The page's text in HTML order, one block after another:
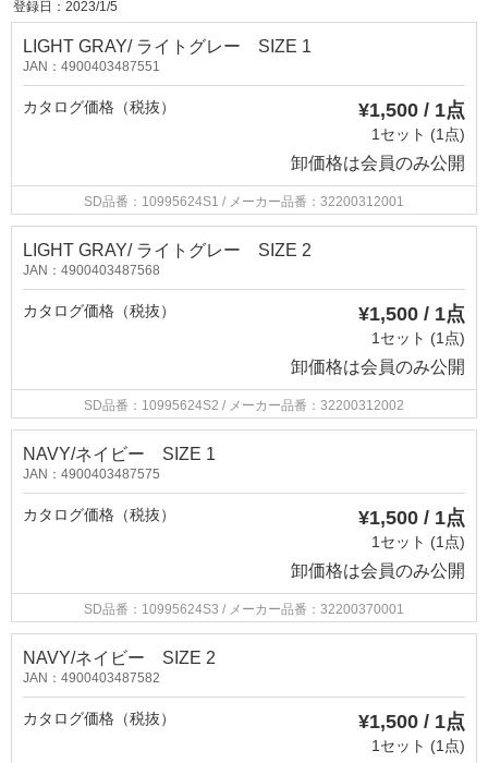
登録日：2023/1/5
LIGHT GRAY/ ライトグレー SIZE 1
JAN：4900403487551
カタログ価格（税抜） ¥1,500 / 1点
1セット (1点)
卸価格は会員のみ公開
SD品番：10995624S1 / メーカー品番：32200312001
LIGHT GRAY/ ライトグレー SIZE 2
JAN：4900403487568
カタログ価格（税抜） ¥1,500 / 1点
1セット (1点)
卸価格は会員のみ公開
SD品番：10995624S2 / メーカー品番：32200312002
NAVY/ネイビー SIZE 1
JAN：4900403487575
カタログ価格（税抜） ¥1,500 / 1点
1セット (1点)
卸価格は会員のみ公開
SD品番：10995624S3 / メーカー品番：32200370001
NAVY/ネイビー SIZE 2
JAN：4900403487582
カタログ価格（税抜） ¥1,500 / 1点
1セット (1点)